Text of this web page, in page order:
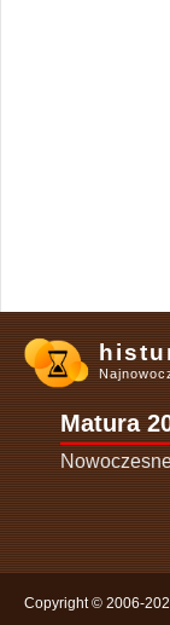
Matura
Copyright © 2006-